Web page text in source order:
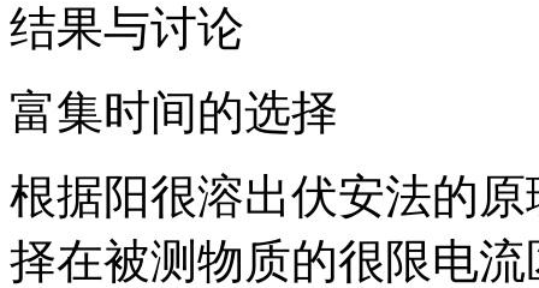
结果与讨论
富集时间的选择
根据阳很溶出伏安法的
择在被测物质的很限电